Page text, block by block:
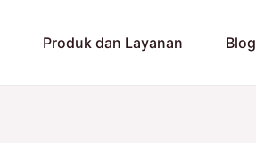
Produk dan Layanan Blog